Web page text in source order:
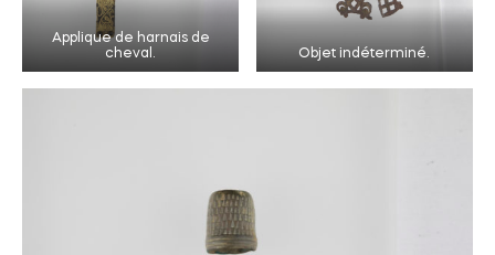
Applique de harnais de
cheval.
Objet indéterminé.